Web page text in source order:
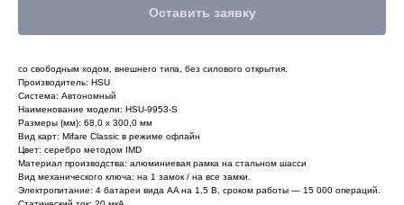
Оставить заявку
со свободным ходом, внешнего типа, без силового открытия.
Производитель: HSU
Система: Автономный
Наименование модели: HSU-9953-S
Размеры (мм): 68,0 x 300,0 мм
Вид карт: Mifare Classic в режиме офлайн
Цвет: серебро методом IMD
Материал производства: алюминиевая рамка на стальном шасси
Вид механического ключа: на 1 замок / на все замки.
Электропитание: 4 батареи вида AA на 1,5 В, сроком работы — 15 000 операций.